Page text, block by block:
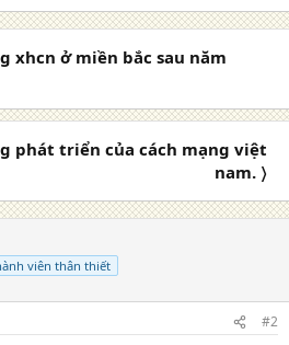
xhcn ở miền bắc sau năm
phát triển của cách mạng việt
nam. 〉
viên thân thiết
#2